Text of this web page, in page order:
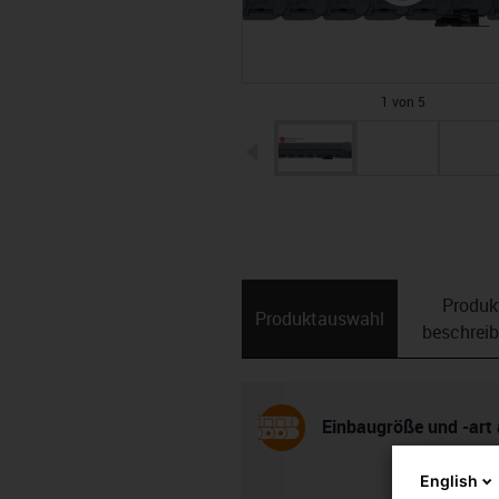
1 von 5
igus-icon-arrow-left
Produktauswahl
Einbaugröße und -art
English